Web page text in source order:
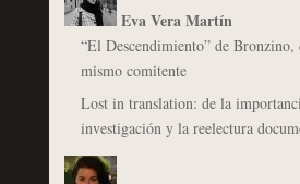
Eva Vera Martín
“El Descendimiento” de Bronzino,
mismo comitente
Lost in translation: de la
investigación y la reelectura